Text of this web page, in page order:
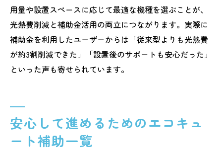
用量や設置スペースに応じて最適な機種を選ぶことが、
光熱費削減と補助金活用の両立につながります。実際に
補助金を利用したユーザーからは「従来型よりも光熱費
が約3割削減できた」「設置後のサポートも安心だった」
といった声も寄せられています。
安心して進めるためのエコキュ
ート補助一覧